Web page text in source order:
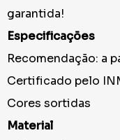
garantida!
Especificações
Recomendação: a
Certificado pelo
Cores sortidas
Material